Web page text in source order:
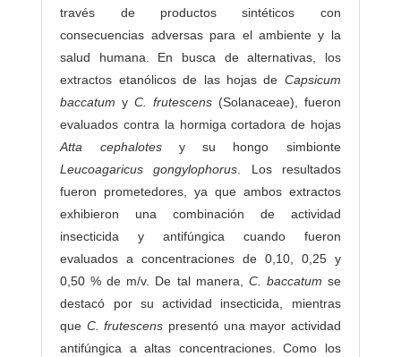
través de productos sintéticos con
consecuencias adversas para el ambiente y la
salud humana. En busca de alternativas, los
extractos etanólicos de las hojas de Capsicum
baccatumyC. frutescens (Solanaceae), fueron
evaluados contra la hormiga cortadora de hojas
Atta cephalotes y su hongo simbionte
Leucoagaricus gongylophorus . Los resultados
fueron prometedores, ya que ambos extractos
exhibieron una combinación de actividad
insecticida y antifúngica cuando fueron
evaluados a concentraciones de 0,10, 0,25 y
0,50 % de m/v. De tal manera, C. baccatum se
destacó por su actividad insecticida, mientras
que C. frutescens presentó una mayor actividad
antifúngica a altas concentraciones. Como los